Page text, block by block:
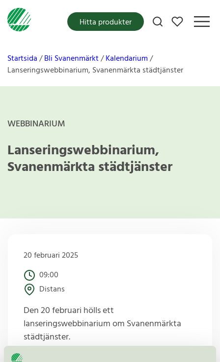
Mina favoriter
Hitta produkter
Startsida Bli Svanenmärkt Kalendarium
Lanseringswebbinarium, Svanenmärkta städtjänster
WEBBINARIUM
Lanseringswebbinarium,
Svanenmärkta städtjänster
20 februari 2025
09:00
Distans
Den 20 februari hölls ett
lanseringswebbinarium om Svanenmärkta
städtjänster.